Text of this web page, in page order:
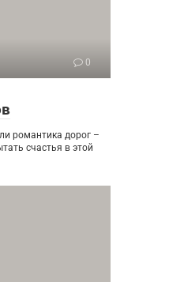
0
романтика дорог –
счастья в этой